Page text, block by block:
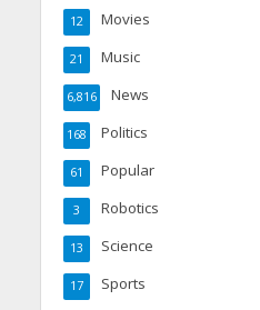
Movies
12
Music
21
News
6,816
Politics
168
Popular
61
Robotics
3
Science
13
Sports
17